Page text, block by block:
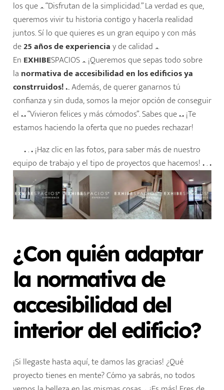
los que ... “Disfrutan de la simplicidad.” La verdad es que,
queremos vivir tu historia contigo y hacerla realidad
juntos. Sí lo que quieres es un gran equipo y con más
de25 añosde experienciay de calidad ...
En EXHIBESPACIOS ... ¡Queremos que sepas todo sobre
la normativa de accesibilidad en los edificios ya
constrruidos! ... Además, de querer ganarnos tú
confianza y sin duda, somos la mejor opción de conseguir
el...“Vivieron felices y más cómodos”. Sabes que...¡Te
estamos haciendo la oferta que no puedes rechazar!
...¡Haz clic en las fotos, para saber más de nuestro
equipo de trabajo y el tipo de proyectos que hacemos!...
¿Con quién adaptar
la normativa de
accesibilidad del
interior del edificio?
¡Si llegaste hasta aquí, te damos las gracias! ¿Qué
proyecto tienes en mente? Cómo ya sabrás, no todos